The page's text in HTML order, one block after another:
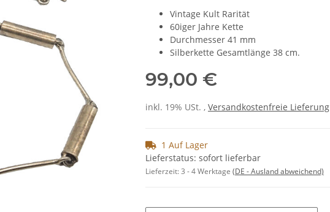
Vintage Kult Rarität
60iger Jahre Kette
Durchmesser 41 mm
Silberkette Gesamtlänge 38 cm.
99,00 €
inkl. 19% USt. , Versandkostenfreie Lieferung
1 Auf Lager
Lieferstatus: sofort lieferbar
Lieferzeit:3 - 4 Werktage (DE - Ausland abweichend)